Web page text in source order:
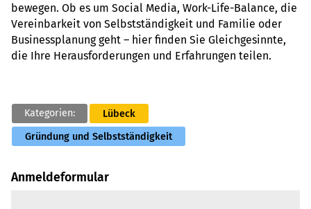
bewe­gen. Ob es um Social Media, Work-Life-Balance, die
Ver­ein­bar­keit von Selbst­stän­dig­keit und Fami­lie oder
Busi­ness­pla­nung geht – hier finden Sie Gleich­ge­sinnte,
die Ihre Her­aus­for­de­run­gen und Erfah­run­gen teilen.
Kategorien:
Lübeck
Gründung und Selbstständigkeit
Anmeldeformular